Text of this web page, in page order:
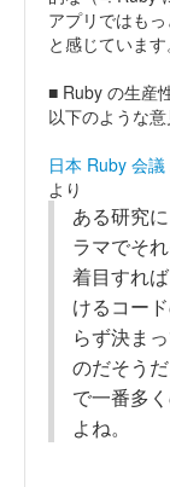
アプリではも
と感じています。
■ Ruby の生産
以下のような意
日本 Ruby 会
より
ある研究
ラマでそ
着目すれ
けるコー
らず決ま
のだそう
で一番多
よね。